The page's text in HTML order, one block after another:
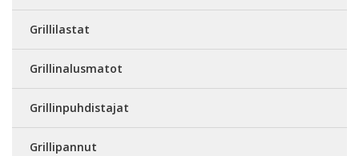
Grillilastat
Grillinalusmatot
Grillinpuhdistajat
Grillipannut